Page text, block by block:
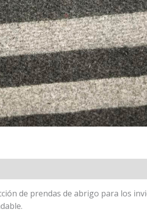
de prendas de abrigo para los